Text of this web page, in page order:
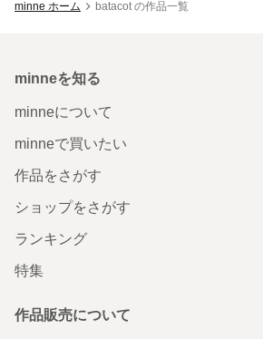
minne ホーム batacot の作品一覧
minneを知る
minneについて
minneで買いたい
作品をさがす
ショップをさがす
ランキング
特集
作品販売について